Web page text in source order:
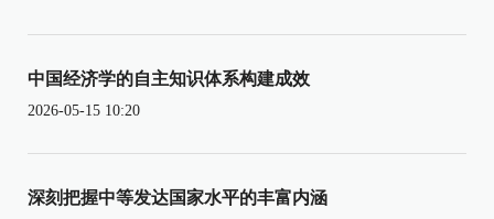
中国经济学的自主知识体系构建成效
2026-05-15 10:20
深刻把握中等发达国家水平的丰富内涵